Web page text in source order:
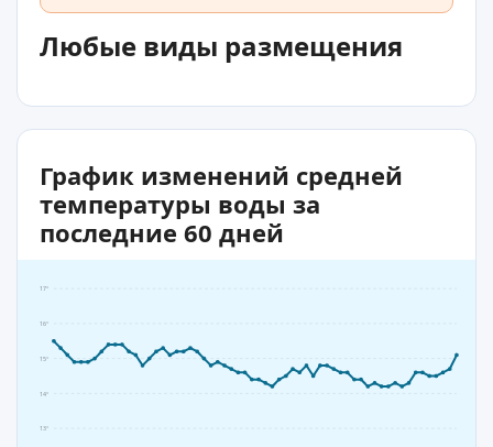
Любые виды размещения
График изменений средней
температуры воды за
последние 60 дней
13°
14°
15°
16°
17°